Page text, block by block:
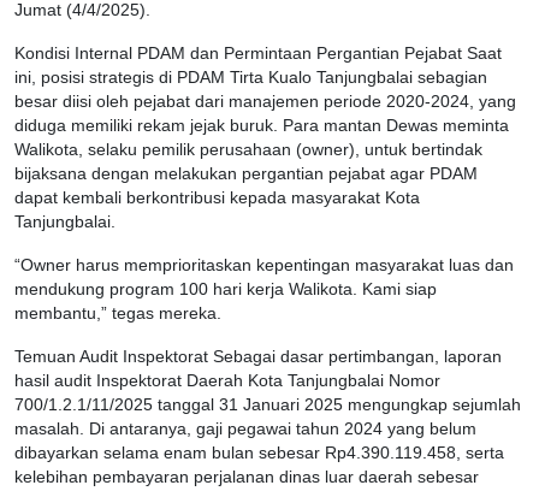
Jumat (4/4/2025).
Kondisi Internal PDAM dan Permintaan Pergantian Pejabat Saat
ini, posisi strategis di PDAM Tirta Kualo Tanjungbalai sebagian
besar diisi oleh pejabat dari manajemen periode 2020-2024, yang
diduga memiliki rekam jejak buruk. Para mantan Dewas meminta
Walikota, selaku pemilik perusahaan (owner), untuk bertindak
bijaksana dengan melakukan pergantian pejabat agar PDAM
dapat kembali berkontribusi kepada masyarakat Kota
Tanjungbalai.
“Owner harus memprioritaskan kepentingan masyarakat luas dan
mendukung program 100 hari kerja Walikota. Kami siap
membantu,” tegas mereka.
Temuan Audit Inspektorat Sebagai dasar pertimbangan, laporan
hasil audit Inspektorat Daerah Kota Tanjungbalai Nomor
700/1.2.1/11/2025 tanggal 31 Januari 2025 mengungkap sejumlah
masalah. Di antaranya, gaji pegawai tahun 2024 yang belum
dibayarkan selama enam bulan sebesar Rp4.390.119.458, serta
kelebihan pembayaran perjalanan dinas luar daerah sebesar